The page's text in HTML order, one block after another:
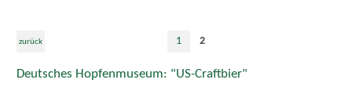
zurück 1 2
Deutsches Hopfenmuseum: "US-Craftbier"